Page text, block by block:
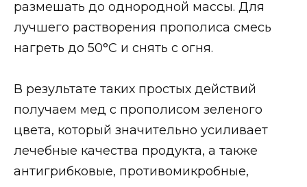
размешать до однородной массы. Для
лучшего растворения прополиса смесь
нагреть до 50°С и снять с огня.
В результате таких простых действий
получаем мед с прополисом зеленого
цвета, который значительно усиливает
лечебные качества продукта, а также
антигрибковые, противомикробные,